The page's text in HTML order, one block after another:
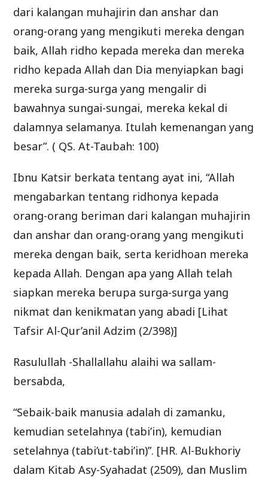
dari kalangan muhajirin dan anshar dan
orang-orang yang mengikuti mereka dengan
baik, Allah ridho kepada mereka dan mereka
ridho kepada Allah dan Dia menyiapkan bagi
mereka surga-surga yang mengalir di
bawahnya sungai-sungai, mereka kekal di
dalamnya selamanya. Itulah kemenangan yang
besar”. ( QS. At-Taubah: 100)
Ibnu Katsir berkata tentang ayat ini, “Allah
mengabarkan tentang ridhonya kepada
orang-orang beriman dari kalangan muhajirin
dan anshar dan orang-orang yang mengikuti
mereka dengan baik, serta keridhoan mereka
kepada Allah. Dengan apa yang Allah telah
siapkan mereka berupa surga-surga yang
nikmat dan kenikmatan yang abadi [Lihat
Tafsir Al-Qur’anil Adzim (2/398)]
Rasulullah -Shallallahu alaihi wa sallam-
bersabda,
“Sebaik-baik manusia adalah di zamanku,
kemudian setelahnya (tabi’in), kemudian
setelahnya (tabi’ut-tabi’in)”. [HR. Al-Bukhoriy
dalam Kitab Asy-Syahadat (2509), dan Muslim